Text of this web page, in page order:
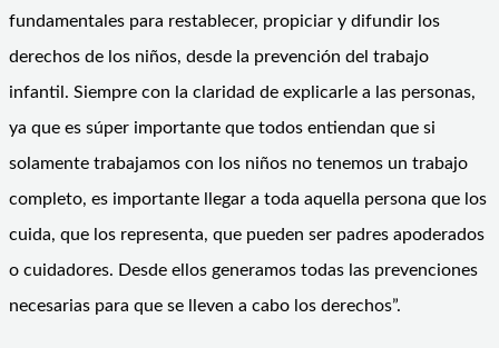
fundamentales para restablecer, propiciar y difundir los
derechos de los niños, desde la prevención del trabajo
infantil. Siempre con la claridad de explicarle a las personas,
ya que es súper importante que todos entiendan que si
solamente trabajamos con los niños no tenemos un trabajo
completo, es importante llegar a toda aquella persona que los
cuida, que los representa, que pueden ser padres apoderados
o cuidadores. Desde ellos generamos todas las prevenciones
necesarias para que se lleven a cabo los derechos”.